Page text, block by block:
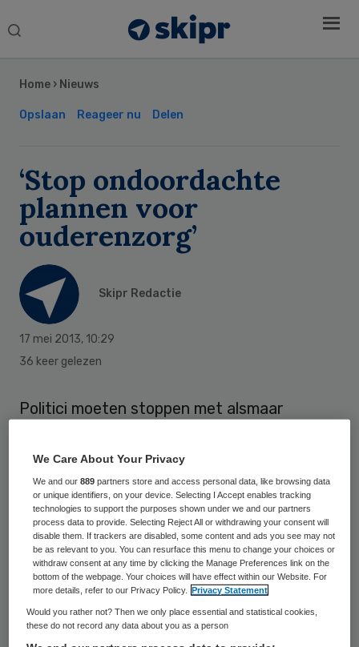
Search
Home › Nieuws
Opslaan Reageer nu Delen
‘Stop ondoordachte
plannen voor
ouderenzorg’
Skipr Redactie
17 mei 2013, 10:29
36 keer gelezen
Politici moeten stoppen met alsmaar
ouderen de wereld in te slingeren. Het jaagt
ouderen de stuipen op het lijf. Bovendien
wordt over de ideeën vaak weer onnodig
veel discussie gevoerd om ze vervolgens
weer af te schieten.
Dat zegtOuderenOmbudsmanJan Romme
in een reactie op het plan van de
Amsterdamse zorgwethouder Eric van der
Sidebar
We Care About Your Privacy
We and our889 partners store and access personal data, like browsing data
or unique identifiers, on your device. Selecting I Accept enables tracking
technologies to support the purposes shown under we and our partners
process data to provide. Selecting Reject All or withdrawing your consent will
disable them. If trackers are disabled, some content and ads you see may not
be as relevant to you. You can resurface this menu to change your choices or
withdraw consent at any time by clicking the Manage Preferences link on the
bottom of the webpage. Your choices will have effect within our Website. For
more details, refer to our Privacy Policy.
Privacy Statement
Would you rather not? Then we only place essential and statistical cookies,
these do not record any data about you as a person